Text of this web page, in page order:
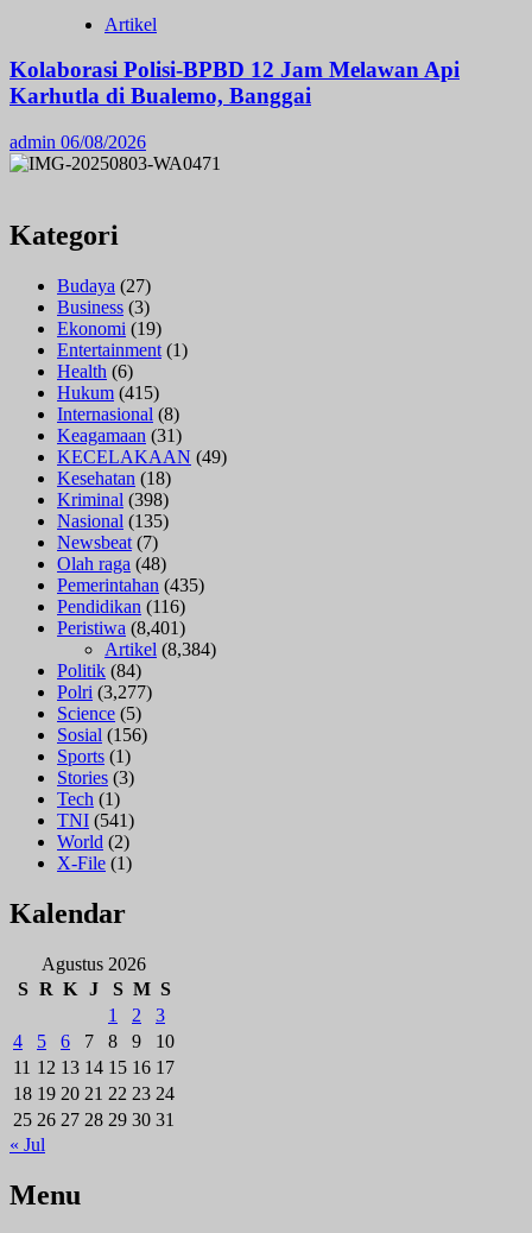
Artikel
Kolaborasi Polisi-BPBD 12 Jam Melawan Api
Karhutla di Bualemo, Banggai
admin 06/08/2026
Kategori
Budaya (27)
Business (3)
Ekonomi (19)
Entertainment (1)
Health (6)
Hukum (415)
Internasional (8)
Keagamaan (31)
KECELAKAAN (49)
Kesehatan (18)
Kriminal (398)
Nasional (135)
Newsbeat (7)
Olah raga (48)
Pemerintahan (435)
Pendidikan (116)
Peristiwa (8,401)
Artikel (8,384)
Politik (84)
Polri (3,277)
Science (5)
Sosial (156)
Sports (1)
Stories (3)
Tech (1)
TNI (541)
World (2)
X-File (1)
Kalendar
Agustus 2026
S R K J S M S
1
2
3
4
5 6 7 8 9
10
11 12 13 14 15 16 17
18 19 20 21 22 23 24
25 26 27 28 29 30 31
« Jul
Menu